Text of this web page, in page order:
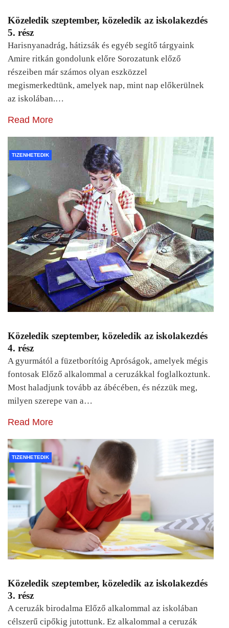
Közeledik szeptember, közeledik az iskolakezdés
5. rész
Harisnyanadrág, hátizsák és egyéb segítő tárgyaink
Amire ritkán gondolunk előre Sorozatunk előző
részeiben már számos olyan eszközzel
megismerkedtünk, amelyek nap, mint nap előkerülnek
az iskolában.…
Read More
TIZENHETEDIK
Közeledik szeptember, közeledik az iskolakezdés
4. rész
A gyurmától a füzetborítóig Apróságok, amelyek mégis
fontosak Előző alkalommal a ceruzákkal foglalkoztunk.
Most haladjunk tovább az ábécében, és nézzük meg,
milyen szerepe van a…
Read More
TIZENHETEDIK
Közeledik szeptember, közeledik az iskolakezdés
3. rész
A ceruzák birodalma Előző alkalommal az iskolában
célszerű cipőkig jutottunk. Ez alkalommal a ceruzák